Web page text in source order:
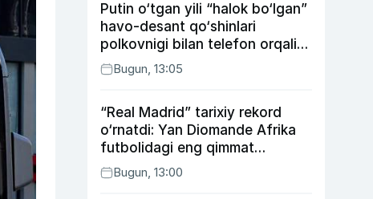
Putin o‘tgan yili “halok bo‘lgan”
havo-desant qo‘shinlari
polkovnigi bilan telefon orqali
suhbatlashdi
Bugun, 13:05
“Real Madrid” tarixiy rekord
o‘rnatdi: Yan Diomande Afrika
futbolidagi eng qimmat
transferga aylandi
Bugun, 13:00